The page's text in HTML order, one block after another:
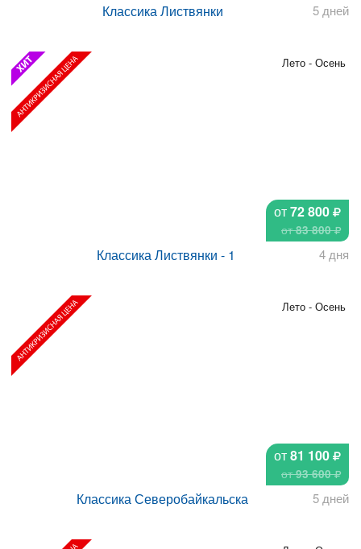
5 дней
Классика Листвянки
от72 800
от83 800
Лето - Осень
4 дня
Классика Листвянки - 1
от81 100
от93 600
Лето - Осень
5 дней
Классика Северобайкальска